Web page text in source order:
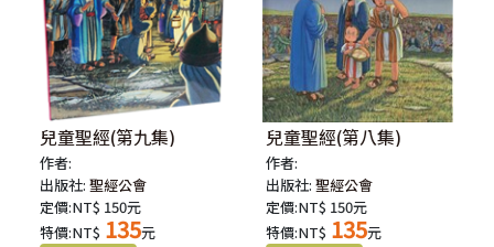
兒童聖經(第九集)
作者:
出版社:聖經公會
定價:NT$ 150元
特價:NT$ 135元
兒童聖經(第八集)
作者:
出版社:聖經公會
定價:NT$ 150元
特價:NT$ 135元